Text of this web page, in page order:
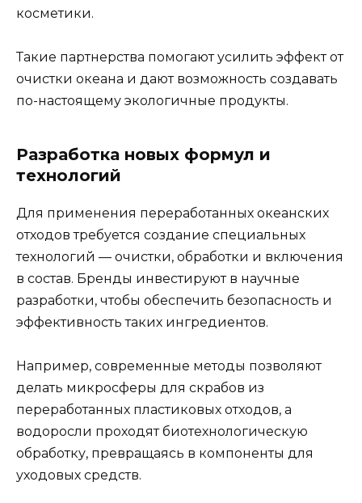
косметики.
Такие партнерства помогают усилить эффект от
очистки океана и дают возможность создавать
по-настоящему экологичные продукты.
Разработка новых формул и
технологий
Для применения переработанных океанских
отходов требуется создание специальных
технологий — очистки, обработки и включения
в состав. Бренды инвестируют в научные
разработки, чтобы обеспечить безопасность и
эффективность таких ингредиентов.
Например, современные методы позволяют
делать микросферы для скрабов из
переработанных пластиковых отходов, а
водоросли проходят биотехнологическую
обработку, превращаясь в компоненты для
уходовых средств.